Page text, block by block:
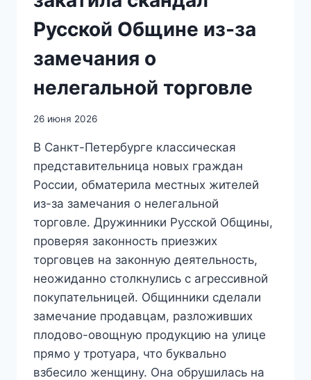
Русской Общине из-за
замечания о
нелегальной торговле
26 июня 2026
В Санкт-Петербурге классическая
представительница новых граждан
России, обматерила местных жителей
из-за замечания о нелегальной
торговле. Дружинники Русской Общины,
проверяя законность приезжих
торговцев на законную деятельность,
неожиданно столкнулись с агрессивной
покупательницей. Общинники сделали
замечание продавцам, разложивших
плодово-овощную продукцию на улице
прямо у тротуара, что буквально
взбесило женщину. Она обрушилась на